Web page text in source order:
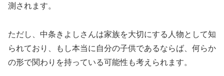
測されます。
ただし、中条きよしさんは家族を大切にする人物として知
られており、もし本当に自分の子供であるならば、何らか
の形で関わりを持っている可能性も考えられます。